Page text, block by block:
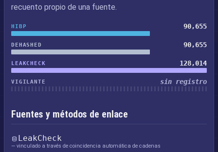
recuento propio de una fuente.
HIBP 90,655
DEHASHED 90,655
LEAKCHECK 128,014
VIGILANTE sin registro
Fuentes y métodos de enlace
LeakCheck
— vinculado a través de coincidencia automática de cadenas